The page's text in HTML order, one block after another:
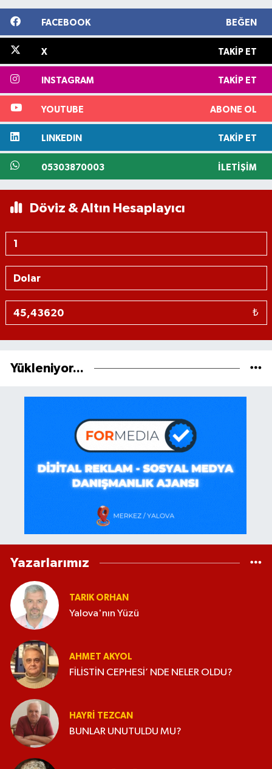
FACEBOOK BEĞEN
X TAKIP ET
INSTAGRAM TAKIP ET
YOUTUBE ABONE OL
LINKEDIN TAKIP ET
05303870003 İLETIŞIM
Döviz & Altın Hesaplayıcı
₺
Yükleniyor...
Yazarlarımız
TARIK ORHAN
Yalova'nın Yüzü
AHMET AKYOL
FİLİSTİN CEPHESİ’ NDE NELER OLDU?
HAYRI TEZCAN
BUNLAR UNUTULDU MU?